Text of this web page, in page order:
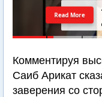
Read More
Комментируя
Саиб Арикат
заверения со